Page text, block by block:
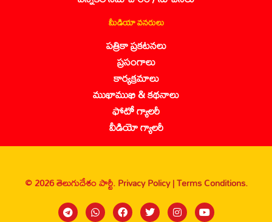
మీడియా వనరులు
పత్రికా ప్రకటనలు
ప్రసంగాలు
కార్యక్రమాలు
ముఖాముఖి & కథనాలు
ఫోటో గ్యాలరీ
వీడియో గ్యాలరీ
© 2026 తెలుగుదేశం పార్టీ.Privacy Policy |Terms Conditions.